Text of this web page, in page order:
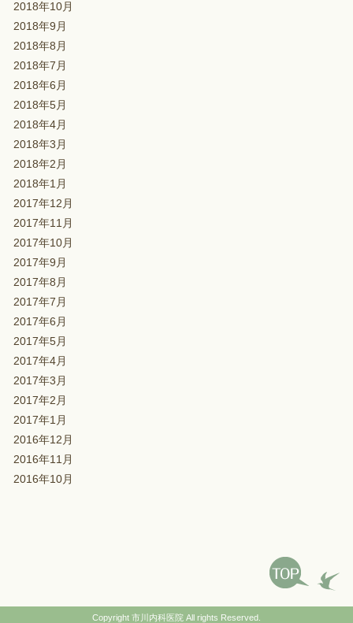
2018年10月
2018年9月
2018年8月
2018年7月
2018年6月
2018年5月
2018年4月
2018年3月
2018年2月
2018年1月
2017年12月
2017年11月
2017年10月
2017年9月
2017年8月
2017年7月
2017年6月
2017年5月
2017年4月
2017年3月
2017年2月
2017年1月
2016年12月
2016年11月
2016年10月
Copyright 市川内科医院All rights Reserved.